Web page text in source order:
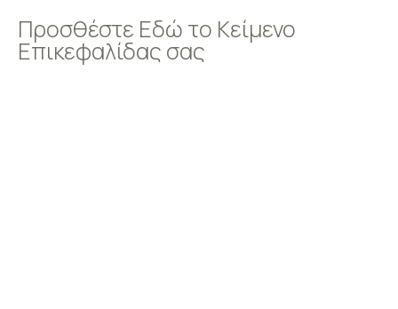
Προσθέστε Εδώ το Κείμενο
Επικεφαλίδας σας